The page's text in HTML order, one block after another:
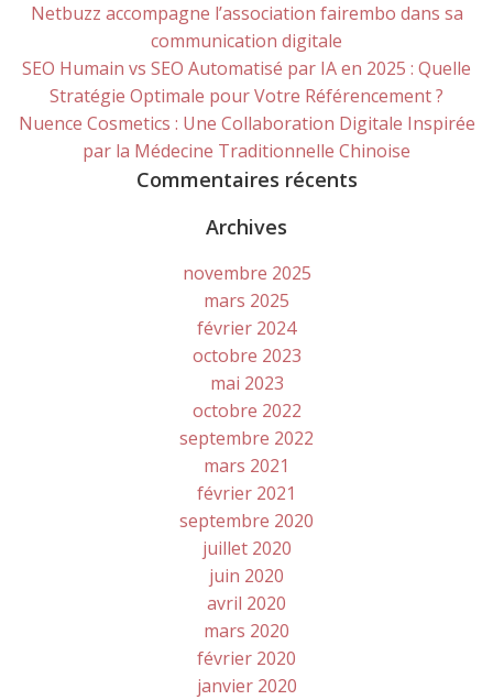
Netbuzz accompagne l’association fairembo dans sa
communication digitale
SEO Humain vs SEO Automatisé par IA en 2025 : Quelle
Stratégie Optimale pour Votre Référencement ?
Nuence Cosmetics : Une Collaboration Digitale Inspirée
par la Médecine Traditionnelle Chinoise
Commentaires récents
Archives
novembre 2025
mars 2025
février 2024
octobre 2023
mai 2023
octobre 2022
septembre 2022
mars 2021
février 2021
septembre 2020
juillet 2020
juin 2020
avril 2020
mars 2020
février 2020
janvier 2020